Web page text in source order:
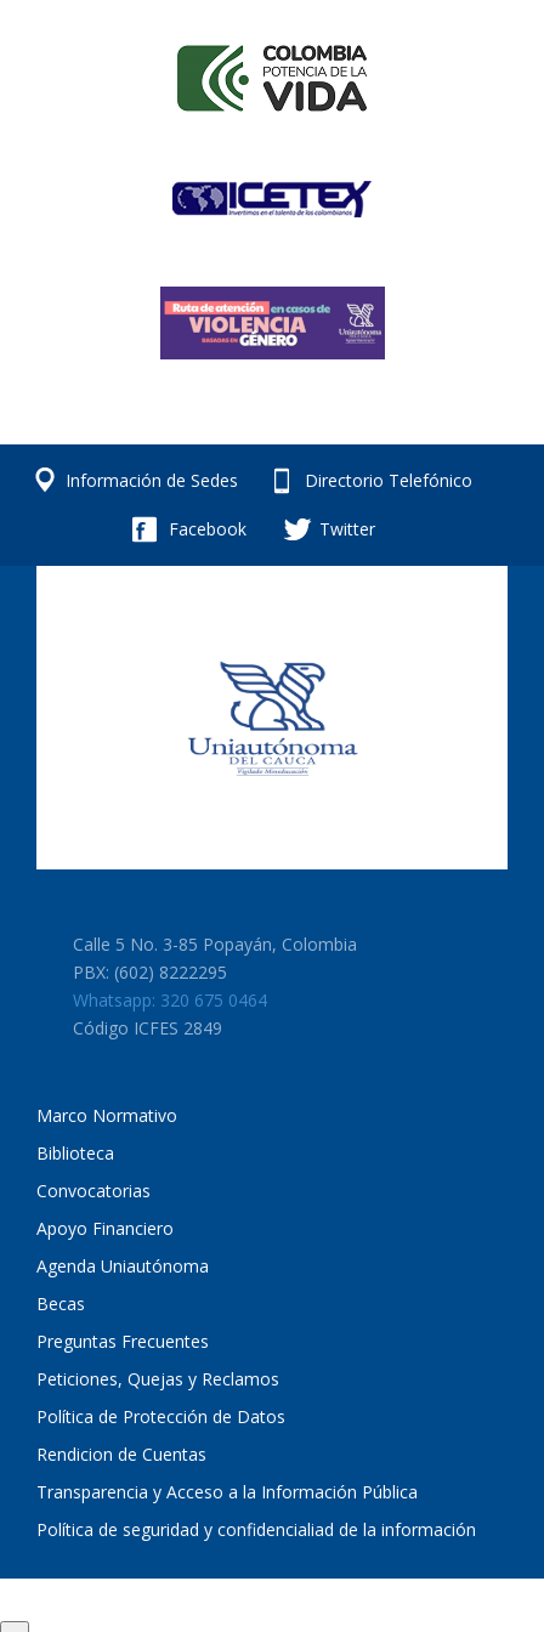
Información de Sedes Directorio Telefónico
Facebook Twitter
Calle 5 No. 3-85 Popayán, Colombia
PBX: (602) 8222295
Whatsapp: 320 675 0464
Código ICFES 2849
Marco Normativo
Biblioteca
Convocatorias
Apoyo Financiero
Agenda Uniautónoma
Becas
Preguntas Frecuentes
Peticiones, Quejas y Reclamos
Política de Protección de Datos
Rendicion de Cuentas
Transparencia y Acceso a la Información Pública
Política de seguridad y confidencialiad de la información